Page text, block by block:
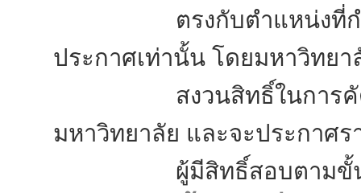
ตรงกับตำแหน่งที่กำหน
ประกาศเท่านั้น โดยมหาวิทยา
สงวนสิทธิ์ในการคัดเลื
มหาวิทยาลัย และจะประกาศร
ผู้มีสิทธิ์สอบตามขั้น